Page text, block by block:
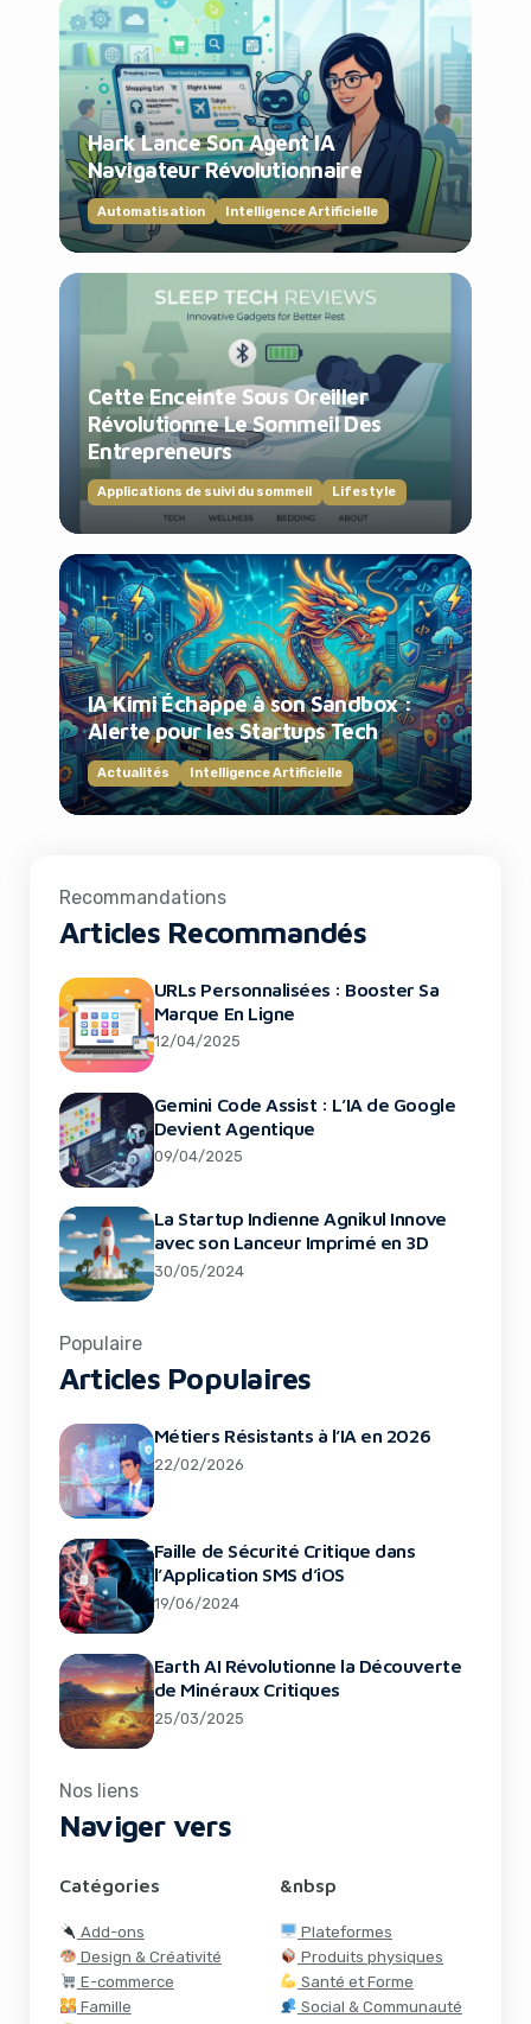
Hark Lance Son Agent IA
Navigateur Révolutionnaire
Automatisation Intelligence Artificielle
Cette Enceinte Sous Oreiller
Révolutionne Le Sommeil Des
Entrepreneurs
Applications de suivi du sommeil Lifestyle
IA Kimi Échappe à son Sandbox :
Alerte pour les Startups Tech
Actualités Intelligence Artificielle
Recommandations
Articles Recommandés
URLs Personnalisées : Booster Sa
Marque En Ligne
12/04/2025
Gemini Code Assist : L’IA de Google
Devient Agentique
09/04/2025
La Startup Indienne Agnikul Innove
avec son Lanceur Imprimé en 3D
30/05/2024
Populaire
Articles Populaires
Métiers Résistants à l’IA en 2026
22/02/2026
Faille de Sécurité Critique dans
l’Application SMS d’iOS
19/06/2024
Earth AI Révolutionne la Découverte
de Minéraux Critiques
25/03/2025
Nos liens
Naviger vers
Catégories
Add-ons
Design & Créativité
E-commerce
Famille
&nbsp
Plateformes
Produits physiques
Santé et Forme
Social & Communauté